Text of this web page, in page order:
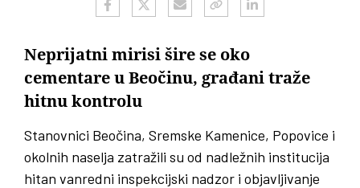
Neprijatni mirisi šire se oko
cementare u Beočinu, građani traže
hitnu kontrolu
Stanovnici Beočina, Sremske Kamenice, Popovice i
okolnih naselja zatražili su od nadležnih institucija
hitan vanredni inspekcijski nadzor i objavljivanje